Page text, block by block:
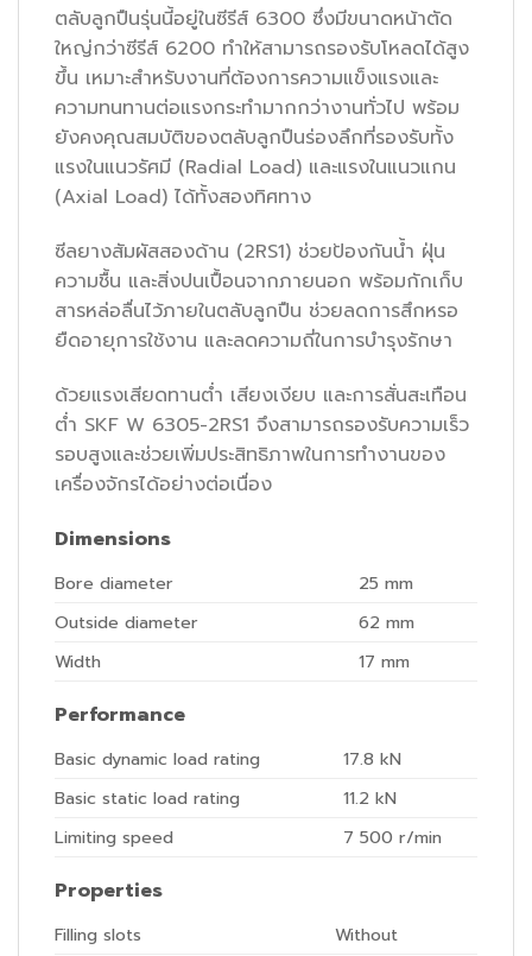
ตลับลูกปืนรุ่นนี้อยู่ในซีรีส์ 6300 ซึ่งมีขนาดหน้าตัด
ใหญ่กว่าซีรีส์ 6200 ทำให้สามารถรองรับโหลดได้สูง
ขึ้น เหมาะสำหรับงานที่ต้องการความแข็งแรงและ
ความทนทานต่อแรงกระทำมากกว่างานทั่วไป พร้อม
ยังคงคุณสมบัติของตลับลูกปืนร่องลึกที่รองรับทั้ง
แรงในแนวรัศมี (Radial Load) และแรงในแนวแกน
(Axial Load) ได้ทั้งสองทิศทาง
ซีลยางสัมผัสสองด้าน (2RS1) ช่วยป้องกันน้ำ ฝุ่น
ความชื้น และสิ่งปนเปื้อนจากภายนอก พร้อมกักเก็บ
สารหล่อลื่นไว้ภายในตลับลูกปืน ช่วยลดการสึกหรอ
ยืดอายุการใช้งาน และลดความถี่ในการบำรุงรักษา
ด้วยแรงเสียดทานต่ำ เสียงเงียบ และการสั่นสะเทือน
ต่ำ SKF W 6305-2RS1 จึงสามารถรองรับความเร็ว
รอบสูงและช่วยเพิ่มประสิทธิภาพในการทำงานของ
เครื่องจักรได้อย่างต่อเนื่อง
Dimensions
Bore diameter 25 mm
Outside diameter
62 mm
Width
17 mm
Performance
Basic dynamic load rating 17.8 kN
Basic static load rating
11.2 kN
Limiting speed
7 500 r/min
Properties
Filling slots Without